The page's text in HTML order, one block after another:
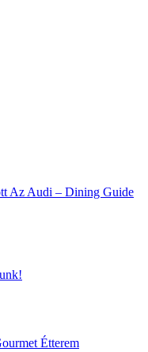
Az Audi – Dining Guide
Étterem